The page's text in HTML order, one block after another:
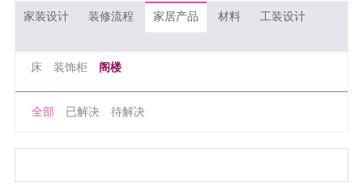
家装设计 装修流程 家居产品 材料 工装设计
床 装饰柜 阁楼
全部 已解决 待解决